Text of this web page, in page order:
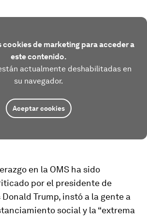
cookies de marketing para acceder a
este contenido.
actualmente deshabilitadas en
su navegador.
Aceptar cookies
en la OMS ha sido
por el presidente de
Trump, instó a la gente a
social y la “extrema